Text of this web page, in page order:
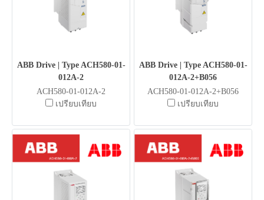
ABB Drive | Type ACH580-01-
012A-2
ACH580-01-012A-2
เปรียบเทียบ
ABB Drive | Type ACH580-01-
012A-2+B056
ACH580-01-012A-2+B056
เปรียบเทียบ